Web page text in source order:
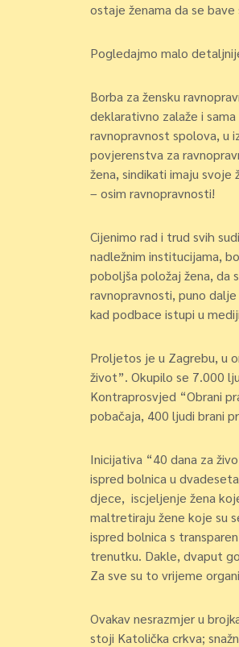
ostaje ženama da se
Pogledajmo malo
Borba za žensku
deklarativno zalaže i
ravnopravnost spolova, u
povjerenstva za
žena, sindikati imaju
– osim ravnopravnosti!
Cijenimo rad i trud svih
nadležnim institucijama,
poboljša položaj žena, da
ravnopravnosti, puno
kad podbace istupi u
Proljetos je u Zagrebu, u
život”. Okupilo se 7.000
Kontraprosvjed “Obrani
pobačaja, 400 ljudi brani
Inicijativa “40 dana za
ispred bolnica u
djece, iscjeljenje žena
maltretiraju žene koje su
ispred bolnica s
trenutku. Dakle, dvaput
Za sve su to vrijeme
Ovakav nesrazmjer u
stoji Katolička crkva;